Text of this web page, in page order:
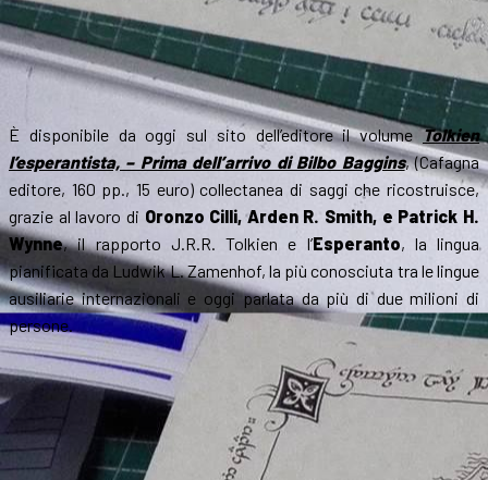
È disponibile da oggi sul sito dell’editore il volumeTolkien
l’esperantista, – Prima dell’arrivo di Bilbo Baggins, (Cafagna
editore, 160 pp., 15 euro) collectanea di saggi che ricostruisce,
grazie al lavoro di Oronzo Cilli, Arden R. Smith, e Patrick H.
Wynne, il rapporto J.R.R. Tolkien e l’Esperanto, la lingua
pianificata da Ludwik L. Zamenhof, la più conosciuta tra le lingue
ausiliarie internazionali e oggi parlata da più di due milioni di
persone.